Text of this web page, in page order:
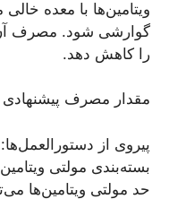
ویتامین‌ها با معده
گوارشی شود. مصرف
را کاهش دهد.
مقدار مصرف پیشنهادی
پیروی از
بسته‌بندی مولتی
حد مولتی ویتامین‌ها